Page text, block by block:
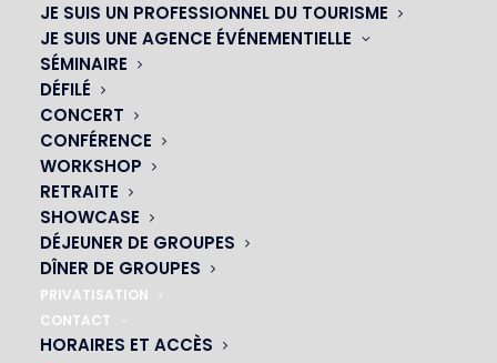
JE SUIS UN PROFESSIONNEL DU TOURISME
JE SUIS UNE AGENCE ÉVÉNEMENTIELLE
SÉMINAIRE
DÉFILÉ
CONCERT
CONFÉRENCE
WORKSHOP
RETRAITE
SHOWCASE
DÉJEUNER DE GROUPES
DÎNER DE GROUPES
PRIVATISATION
CONTACT
HORAIRES ET ACCÈS
01 45 44 46 20